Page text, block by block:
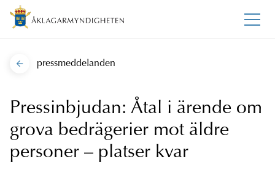
pressmeddelanden
Pressinbjudan: Åtal i ärende om
grova bedrägerier mot äldre
personer – platser kvar